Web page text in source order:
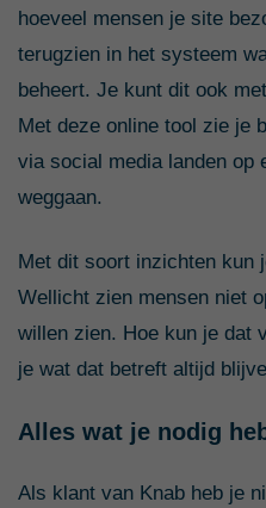
hoeveel mensen je site
terugzien in het systeem
beheert. Je kunt dit ook
Met deze online tool zie je
via social media landen op
weggaan.
Met dit soort inzichten kun
Wellicht zien mensen niet
willen zien. Hoe kun je dat
je wat dat betreft altijd
Alles wat je nodig
Als klant van Knab heb je